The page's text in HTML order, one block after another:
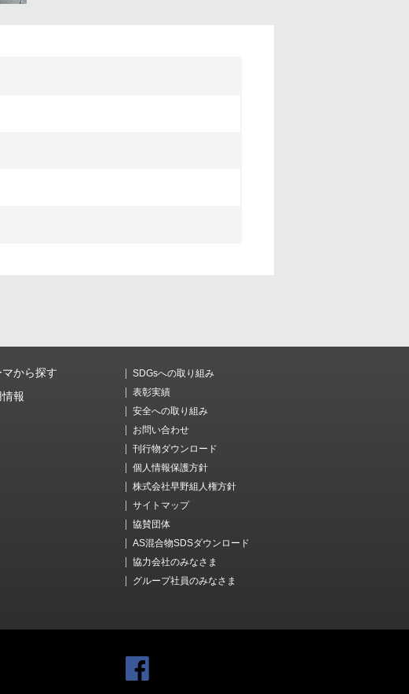
マから探す
報
SDGsへの取り組み
表彰実績
安全への取り組み
お問い合わせ
刊行物ダウンロード
個人情報保護方針
株式会社早野組人権方針
サイトマップ
協賛団体
AS混合物SDSダウンロード
協力会社のみなさま
グループ社員のみなさま